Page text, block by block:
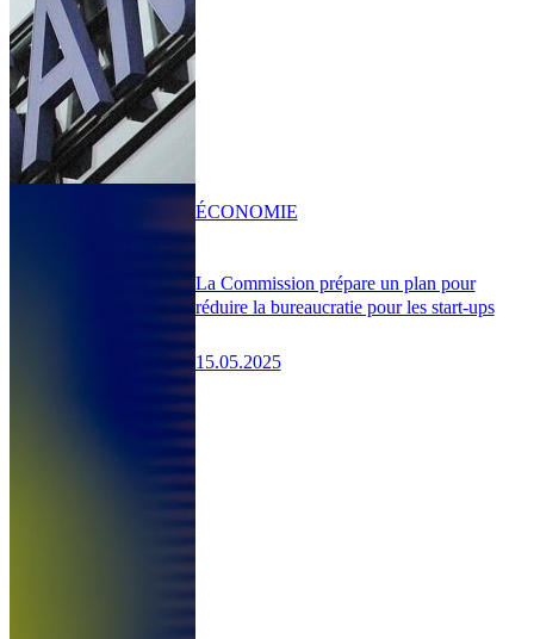
La Commission prépare un plan pour
réduire la bureaucratie pour les start-ups
15.05.2025
ÉCONOMIE